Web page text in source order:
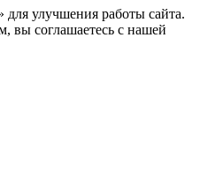
улучшения работы сайта.
вы соглашаетесь с нашей